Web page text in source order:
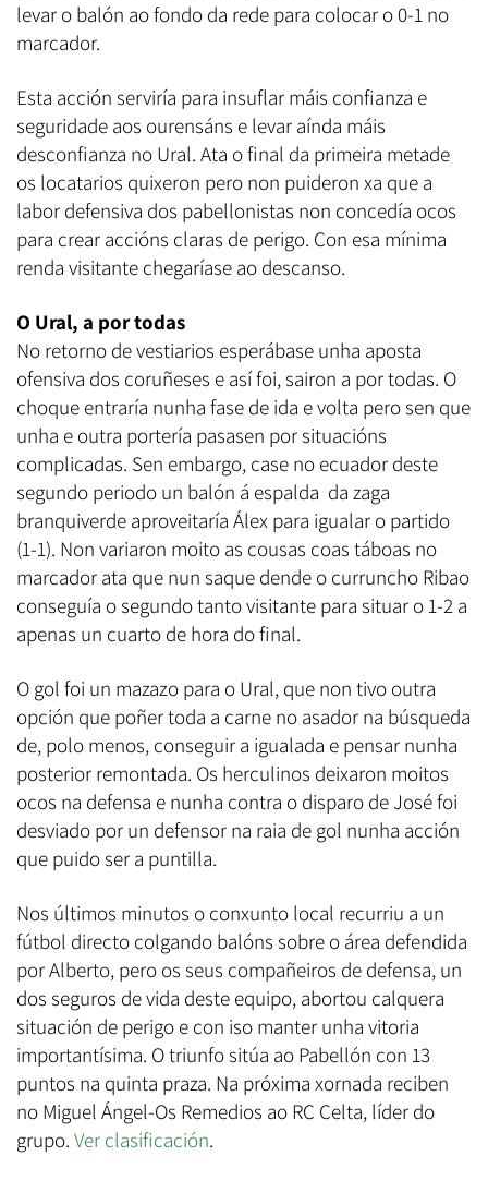
levar o balón ao fondo da rede para colocar o 0-1 no
marcador.
Esta acción serviría para insuflar máis confianza e
seguridade aos ourensáns e levar aínda máis
desconfianza no Ural. Ata o final da primeira metade
os locatarios quixeron pero non puideron xa que a
labor defensiva dos pabellonistas non concedía ocos
para crear accións claras de perigo. Con esa mínima
renda visitante chegaríase ao descanso.
O Ural, a por todas
No retorno de vestiarios esperábase unha aposta
ofensiva dos coruñeses e así foi, sairon a por todas. O
choque entraría nunha fase de ida e volta pero sen que
unha e outra portería pasasen por situacións
complicadas. Sen embargo, case no ecuador deste
segundo periodo un balón á espalda da zaga
branquiverde aproveitaría Álex para igualar o partido
(1-1). Non variaron moito as cousas coas táboas no
marcador ata que nun saque dende o curruncho Ribao
conseguía o segundo tanto visitante para situar o 1-2 a
apenas un cuarto de hora do final.
O gol foi un mazazo para o Ural, que non tivo outra
opción que poñer toda a carne no asador na búsqueda
de, polo menos, conseguir a igualada e pensar nunha
posterior remontada. Os herculinos deixaron moitos
ocos na defensa e nunha contra o disparo de José foi
desviado por un defensor na raia de gol nunha acción
que puido ser a puntilla.
Nos últimos minutos o conxunto local recurriu a un
fútbol directo colgando balóns sobre o área defendida
por Alberto, pero os seus compañeiros de defensa, un
dos seguros de vida deste equipo, abortou calquera
situación de perigo e con iso manter unha vitoria
importantísima. O triunfo sitúa ao Pabellón con 13
puntos na quinta praza. Na próxima xornada reciben
no Miguel Ángel-Os Remedios ao RC Celta, líder do
grupo. Ver clasificación.